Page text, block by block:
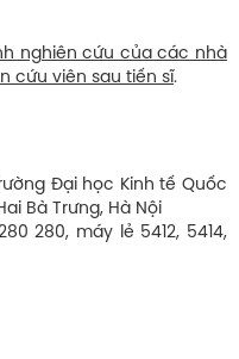
nghiên cứu của các nhà
cứu viên sau tiến sĩ.
Đại học Kinh tế Quốc
Bà Trưng, Hà Nội
280, máy lẻ 5412, 5414,